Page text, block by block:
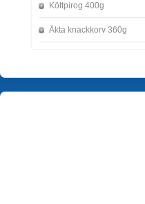
Köttpirog 400g
Äkta knackkorv 360g